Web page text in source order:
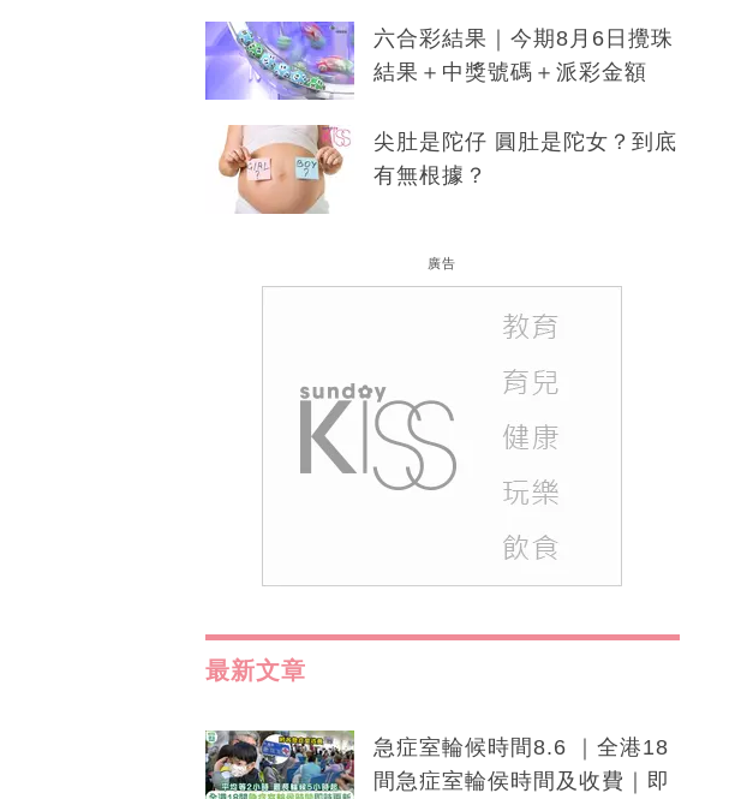
六合彩結果｜今期8月6日攪珠
結果＋中獎號碼＋派彩金額
尖肚是陀仔 圓肚是陀女？到底
有無根據？
廣告
最新文章
急症室輪候時間8.6 ｜全港18
間急症室輪侯時間及收費｜即